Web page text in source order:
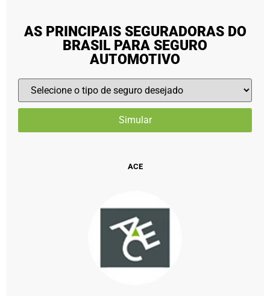
AS PRINCIPAIS SEGURADORAS DO
BRASIL PARA SEGURO
AUTOMOTIVO
ACE